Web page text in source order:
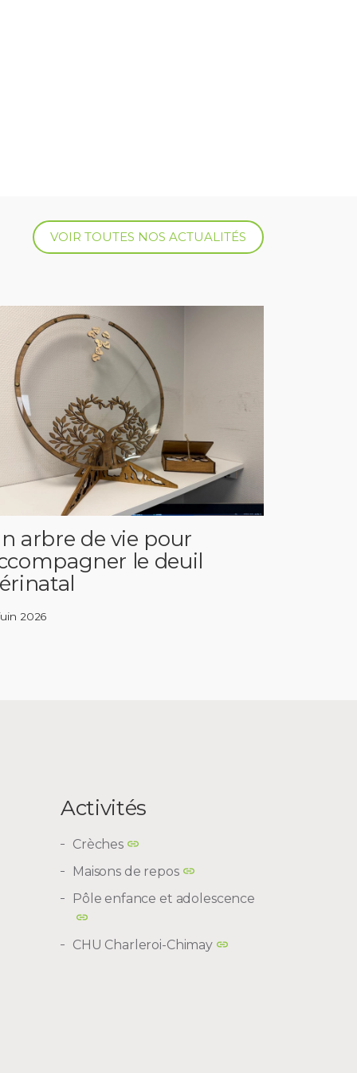
VOIR TOUTES NOS ACTUALITÉS
arbre de vie pour
le deuil
2026
Activités
Crèches
Maisons de repos
Pôle enfance et adolescence
CHU Charleroi-Chimay